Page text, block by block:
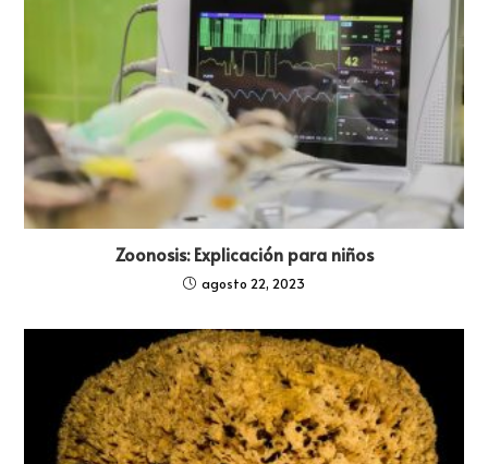
Zoonosis: Explicación para niños
agosto 22, 2023